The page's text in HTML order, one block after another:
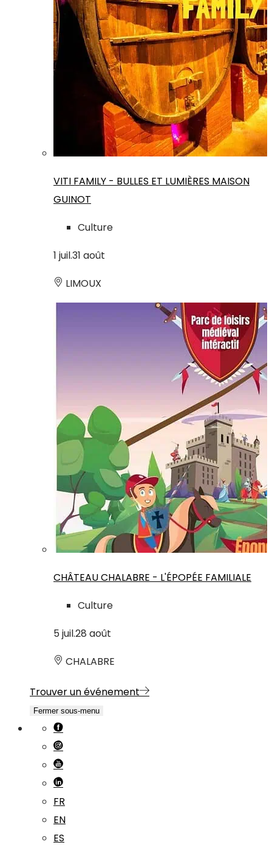
VITI FAMILY - BULLES ET LUMIÈRES MAISON
GUINOT
Culture
1 juil.31 août
LIMOUX
CHÂTEAU CHALABRE - L'ÉPOPÉE FAMILIALE
Culture
5 juil.28 août
CHALABRE
Trouver un événement
Fermer sous-menu
FR
EN
ES